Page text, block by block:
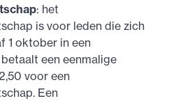
: het
is voor leden die zich
1 oktober in een
een eenmalige
voor een
Een